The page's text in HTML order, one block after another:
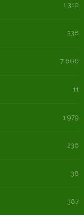
1 310
338
7 666
11
1 979
236
38
387